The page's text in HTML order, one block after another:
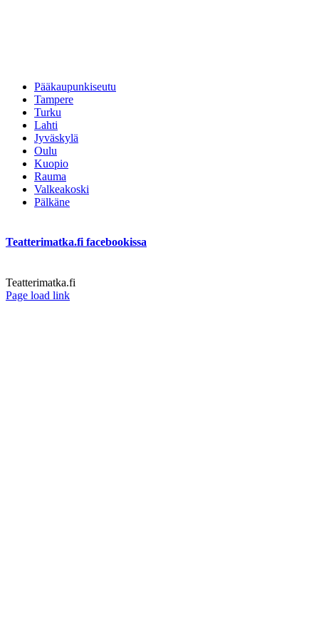
Pääkaupunkiseutu
Tampere
Turku
Lahti
Jyväskylä
Oulu
Kuopio
Rauma
Valkeakoski
Pälkäne
Teatterimatka.fi facebookissa
Teatterimatka.fi
Facebook
Page load link